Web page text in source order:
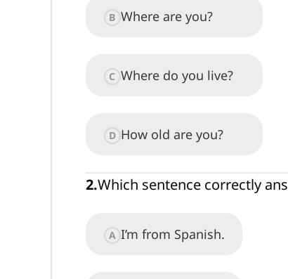
B Where are you?
C Where do you live?
D How old are you?
2.Which sentence correctly
A I’m from Spanish.